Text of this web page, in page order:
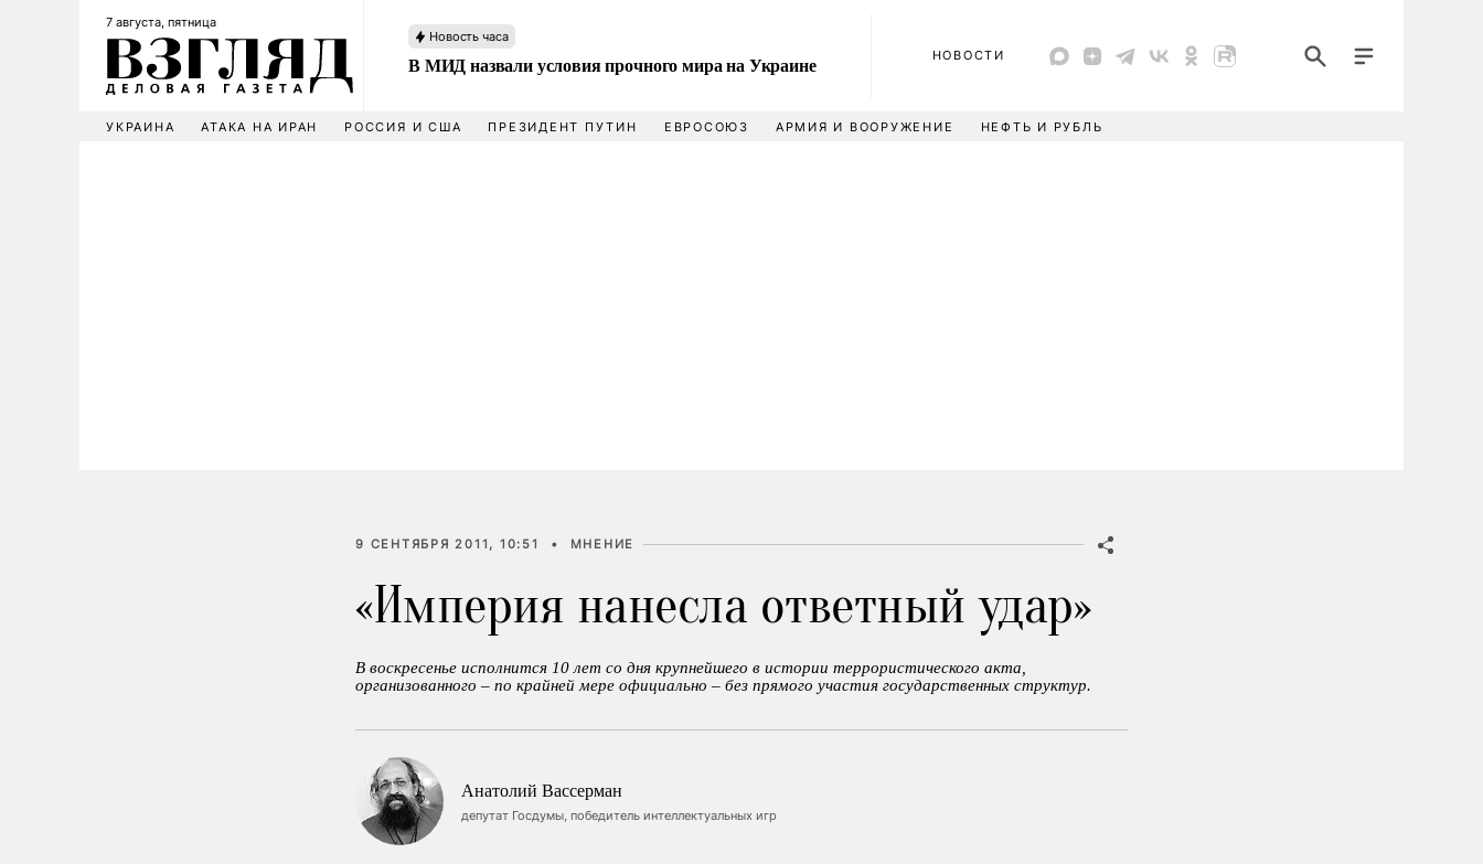
7 августа, пятница
Новость часа
В МИД назвали условия прочного мира на Украине НОВОСТИ
УКРАИНА АТАКА НА ИРАН РОССИЯ И США ПРЕЗИДЕНТ ПУТИН ЕВРОСОЮЗ АРМИЯ И ВООРУЖЕНИЕ НЕФТЬ И РУБЛЬ
9 СЕНТЯБРЯ 2011, 10:51 • МНЕНИЕ
«Империя нанесла ответный удар»
В воскресенье исполнится 10 лет со дня крупнейшего в истории террористического акта,
организованного – по крайней мере официально – без прямого участия государственных структур.
Анатолий Вассерман
депутат Госдумы, победитель интеллектуальных игр